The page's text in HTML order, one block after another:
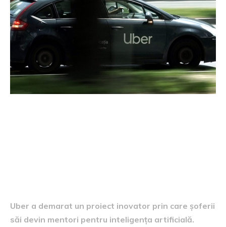
Uber a demarat un proiect inovator prin care șoferii
săi devin mentori pentru inteligența artificială.